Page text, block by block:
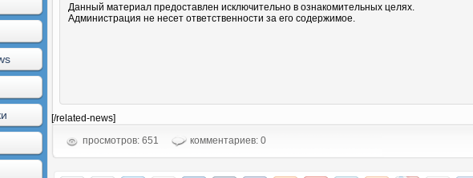
Данный материал предоставлен исключительно в ознакомительных целях.
Администрация не несет ответственности за его содержимое.
[/related-news]
просмотров: 651
комментариев: 0